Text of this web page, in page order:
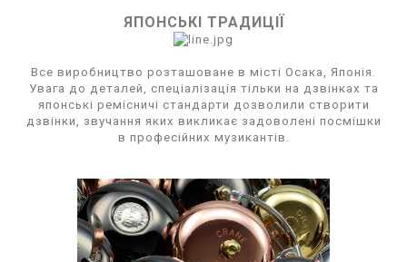
ЯПОНСЬКІ ТРАДИЦІЇ
Все виробництво розташоване в місті Осака, Японія.
Увага до деталей, спеціалізація тільки на дзвінках та
японські ремісничі стандарти дозволили створити
дзвінки, звучання яких викликає задоволені посмішки
в професійних музикантів.